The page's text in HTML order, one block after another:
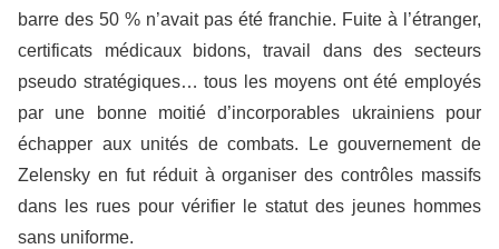
barre des 50 % n’avait pas été franchie. Fuite à l’étranger,
certificats médicaux bidons, travail dans des secteurs
pseudo stratégiques… tous les moyens ont été employés
par une bonne moitié d’incorporables ukrainiens pour
échapper aux unités de combats. Le gouvernement de
Zelensky en fut réduit à organiser des contrôles massifs
dans les rues pour vérifier le statut des jeunes hommes
sans uniforme.